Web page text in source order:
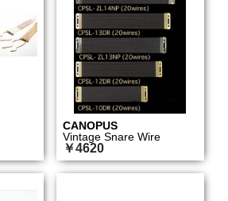
CANOPUS
Vintage Snare Wire
￥4620